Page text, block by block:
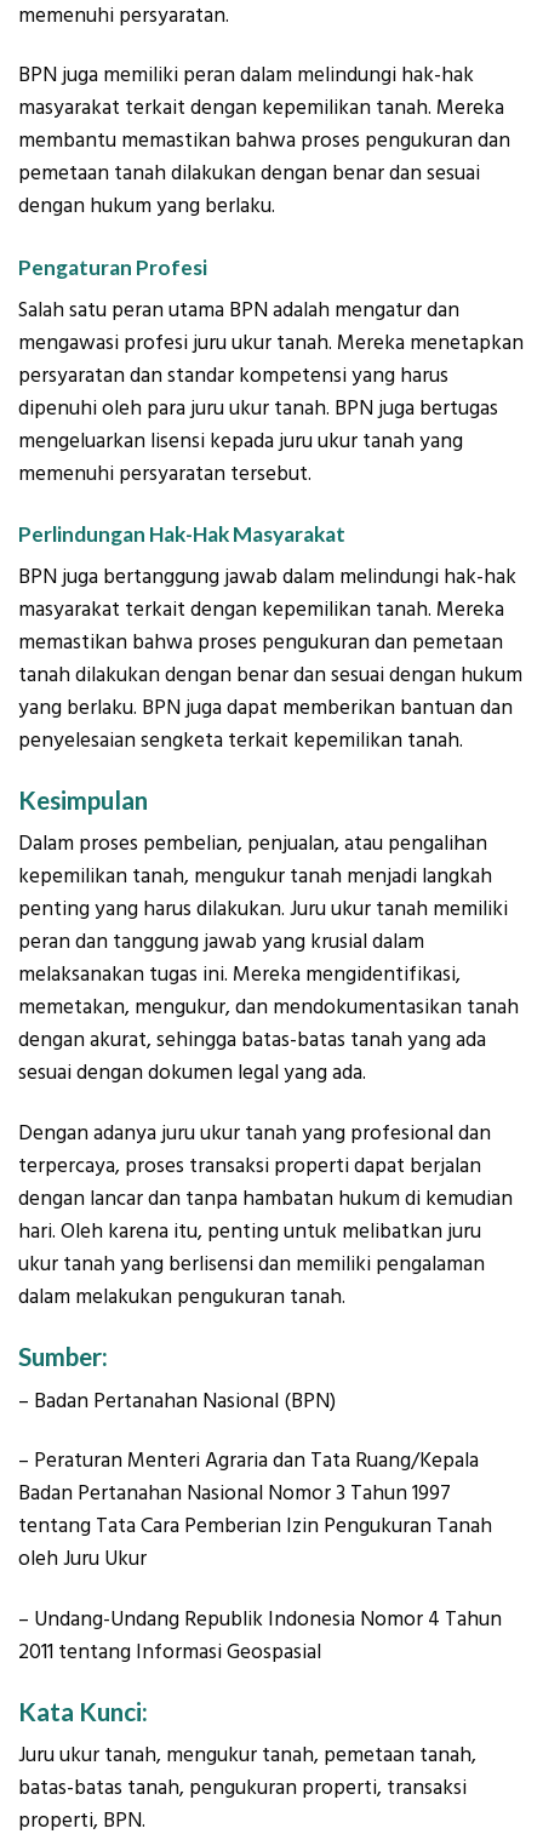
memenuhi persyaratan.
BPN juga memiliki peran dalam melindungi hak-hak
masyarakat terkait dengan kepemilikan tanah. Mereka
membantu memastikan bahwa proses pengukuran dan
pemetaan tanah dilakukan dengan benar dan sesuai
dengan hukum yang berlaku.
Pengaturan Profesi
Salah satu peran utama BPN adalah mengatur dan
mengawasi profesi juru ukur tanah. Mereka menetapkan
persyaratan dan standar kompetensi yang harus
dipenuhi oleh para juru ukur tanah. BPN juga bertugas
mengeluarkan lisensi kepada juru ukur tanah yang
memenuhi persyaratan tersebut.
Perlindungan Hak-Hak Masyarakat
BPN juga bertanggung jawab dalam melindungi hak-hak
masyarakat terkait dengan kepemilikan tanah. Mereka
memastikan bahwa proses pengukuran dan pemetaan
tanah dilakukan dengan benar dan sesuai dengan hukum
yang berlaku. BPN juga dapat memberikan bantuan dan
penyelesaian sengketa terkait kepemilikan tanah.
Kesimpulan
Dalam proses pembelian, penjualan, atau pengalihan
kepemilikan tanah, mengukur tanah menjadi langkah
penting yang harus dilakukan. Juru ukur tanah memiliki
peran dan tanggung jawab yang krusial dalam
melaksanakan tugas ini. Mereka mengidentifikasi,
memetakan, mengukur, dan mendokumentasikan tanah
dengan akurat, sehingga batas-batas tanah yang ada
sesuai dengan dokumen legal yang ada.
Dengan adanya juru ukur tanah yang profesional dan
terpercaya, proses transaksi properti dapat berjalan
dengan lancar dan tanpa hambatan hukum di kemudian
hari. Oleh karena itu, penting untuk melibatkan juru
ukur tanah yang berlisensi dan memiliki pengalaman
dalam melakukan pengukuran tanah.
Sumber:
– Badan Pertanahan Nasional (BPN)
– Peraturan Menteri Agraria dan Tata Ruang/Kepala
Badan Pertanahan Nasional Nomor 3 Tahun 1997
tentang Tata Cara Pemberian Izin Pengukuran Tanah
oleh Juru Ukur
– Undang-Undang Republik Indonesia Nomor 4 Tahun
2011 tentang Informasi Geospasial
Kata Kunci:
Juru ukur tanah, mengukur tanah, pemetaan tanah,
batas-batas tanah, pengukuran properti, transaksi
properti, BPN.